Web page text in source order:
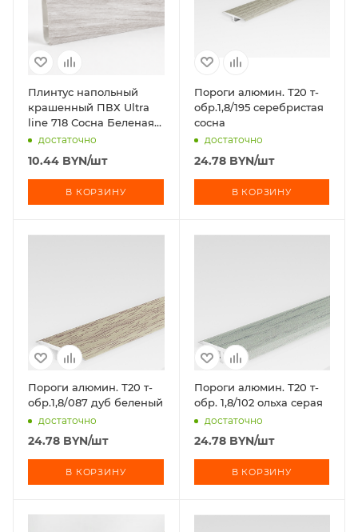
Плинтус напольный
крашенный ПВХ Ultra
line 718 Сосна Беленая
2,2мдостаточно
10.44 BYN/шт
В КОРЗИНУ
Пороги алюмин. Т20 т-
обр.1,8/195 серебристая
сосна
достаточно
24.78BYN/шт
В КОРЗИНУ
Пороги алюмин. Т20 т-
обр.1,8/087 дуб беленый
достаточно
24.78 BYN/шт
В КОРЗИНУ
Пороги алюмин. Т20 т-
обр. 1,8/102 ольха серая
достаточно
24.78BYN/шт
В КОРЗИНУ